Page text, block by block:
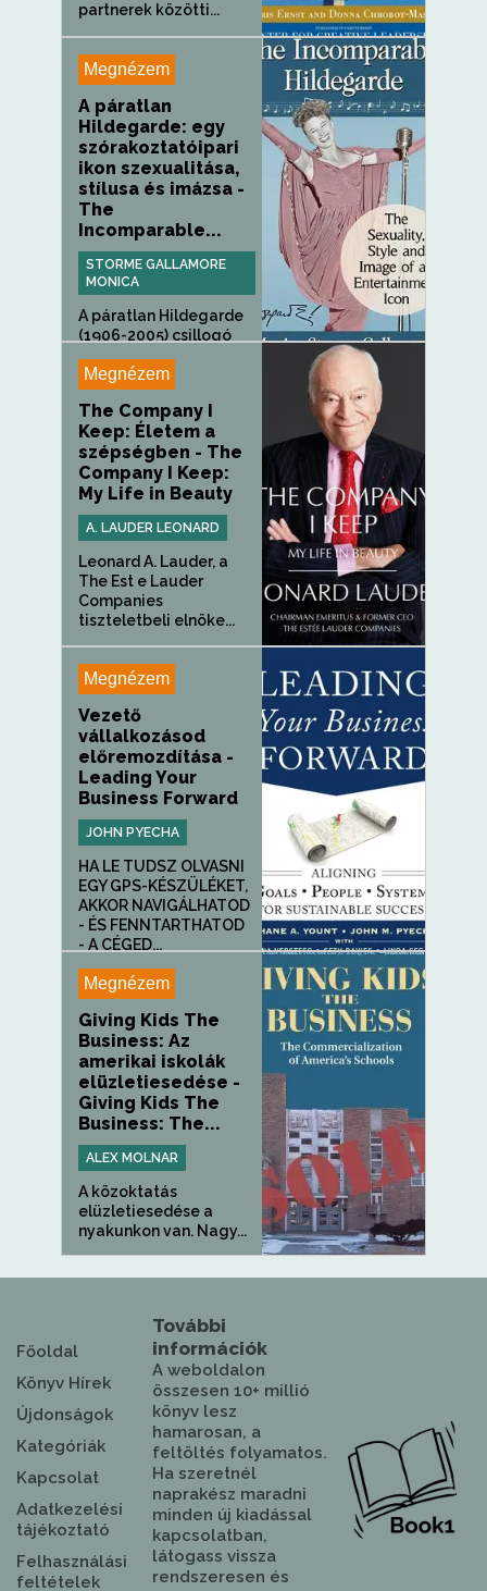
partnerek közötti...
Megnézem
A páratlan
Hildegarde: egy
szórakoztatóipari
ikon szexualitása,
stílusa és imázsa -
The
Incomparable...
STORME GALLAMORE
MONICA
A páratlan Hildegarde
(1906-2005) csillogó
Megnézem
The Company I
Keep: Életem a
szépségben - The
Company I Keep:
My Life in Beauty
A. LAUDER LEONARD
Leonard A. Lauder, a
The Est e Lauder
Companies
tiszteletbeli elnöke...
Megnézem
Vezető
vállalkozásod
előremozdítása -
Leading Your
Business Forward
JOHN PYECHA
HA LE TUDSZ OLVASNI
EGY GPS-KÉSZÜLÉKET,
AKKOR NAVIGÁLHATOD
- ÉS FENNTARTHATOD
- A CÉGED...
Megnézem
Giving Kids The
Business: Az
amerikai iskolák
elüzletiesedése -
Giving Kids The
Business: The...
ALEX MOLNAR
A közoktatás
elüzletiesedése a
nyakunkon van. Nagy...
Főoldal
Könyv Hírek
Újdonságok
Kategóriák
Kapcsolat
Adatkezelési
tájékoztató
Felhasználási
feltételek
További
információk
A weboldalon
összesen 10+ millió
könyv lesz
hamarosan, a
feltöltés folyamatos.
Ha szeretnél
naprakész maradni
minden új kiadással
kapcsolatban,
látogass vissza
rendszeresen és